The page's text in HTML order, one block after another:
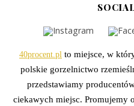
40procent.pl to miejsce, w
polskie gorzelnictwo
przedstawiamy
ciekawych miejsc. Promujemy